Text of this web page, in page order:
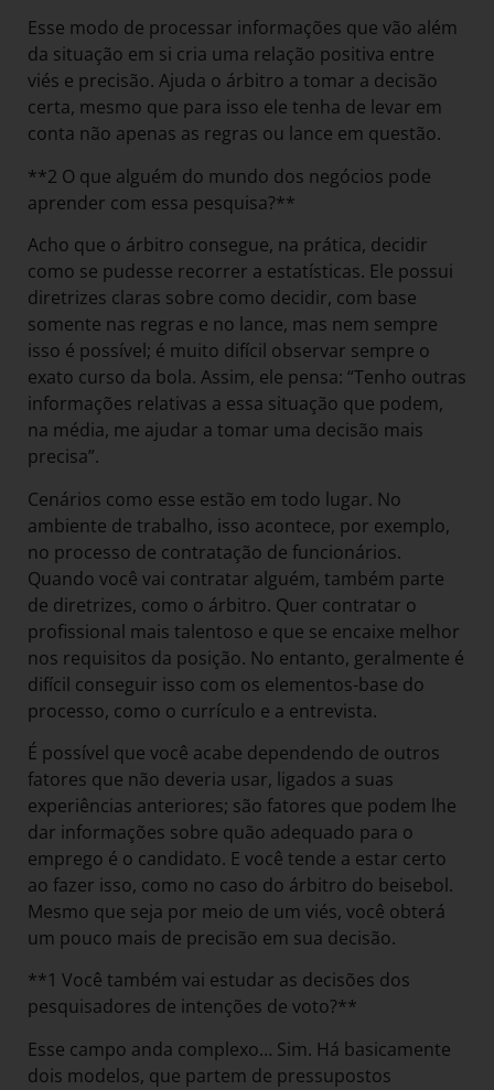
Esse modo de processar informações que vão além
da situação em si cria uma relação positiva entre
viés e precisão. Ajuda o árbitro a tomar a decisão
certa, mesmo que para isso ele tenha de levar em
conta não apenas as regras ou lance em questão.
**2 O que alguém do mundo dos negócios pode
aprender com essa pesquisa?**
Acho que o árbitro consegue, na prática, decidir
como se pudesse recorrer a estatísticas. Ele possui
diretrizes claras sobre como decidir, com base
somente nas regras e no lance, mas nem sempre
isso é possível; é muito difícil observar sempre o
exato curso da bola. Assim, ele pensa: “Tenho outras
informações relativas a essa situação que podem,
na média, me ajudar a tomar uma decisão mais
precisa”.
Cenários como esse estão em todo lugar. No
ambiente de trabalho, isso acontece, por exemplo,
no processo de contratação de funcionários.
Quando você vai contratar alguém, também parte
de diretrizes, como o árbitro. Quer contratar o
profissional mais talentoso e que se encaixe melhor
nos requisitos da posição. No entanto, geralmente é
difícil conseguir isso com os elementos-base do
processo, como o currículo e a entrevista.
É possível que você acabe dependendo de outros
fatores que não deveria usar, ligados a suas
experiências anteriores; são fatores que podem lhe
dar informações sobre quão adequado para o
emprego é o candidato. E você tende a estar certo
ao fazer isso, como no caso do árbitro do beisebol.
Mesmo que seja por meio de um viés, você obterá
um pouco mais de precisão em sua decisão.
**1 Você também vai estudar as decisões dos
pesquisadores de intenções de voto?**
Esse campo anda complexo… Sim. Há basicamente
dois modelos, que partem de pressupostos